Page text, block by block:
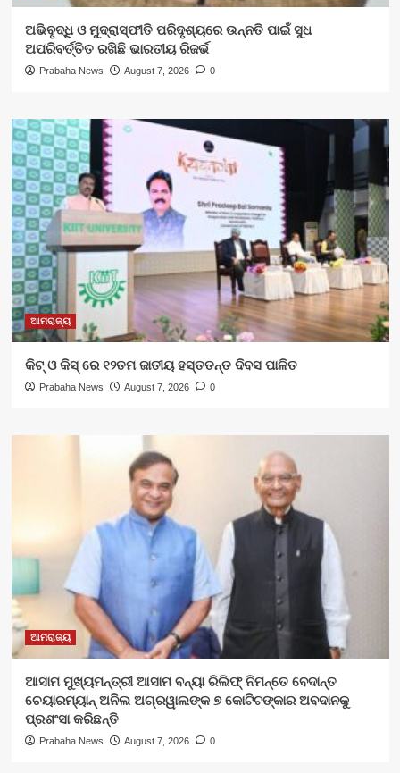
ଅଭିବୃଦ୍ଧି ଓ ମୁଦ୍ରାସ୍ଫୀତି ପରିଦୃଶ୍ୟରେ ଉନ୍ନତି ପାଇଁ ସୁଧ
ଅପରିବର୍ତ୍ତିତ ରଖିଛି ଭାରତୀୟ ରିଜର୍ଭ
Prabaha News August 7, 2026 0
ଆମରାଜ୍ୟ
କିଟ୍‍ ଓ କିସ୍‍ ରେ ୧୨ତମ ଜାତୀୟ ହସ୍ତତନ୍ତ ଦିବସ ପାଳିତ
Prabaha News August 7, 2026 0
ଆମରାଜ୍ୟ
ଆସାମ ମୁଖ୍ୟମନ୍ତ୍ରୀ ଆସାମ ବନ୍ୟା ରିଲିଫ୍ ନିମନ୍ତେ ବେଦାନ୍ତ
ଚେୟାରମ୍ୟାନ୍ ଅନିଲ ଅଗ୍ରୱାଲଙ୍କ ୭ କୋଟିଟଙ୍କାର ଅବଦାନକୁ
ପ୍ରଶଂସା କରିଛନ୍ତି
Prabaha News August 7, 2026 0